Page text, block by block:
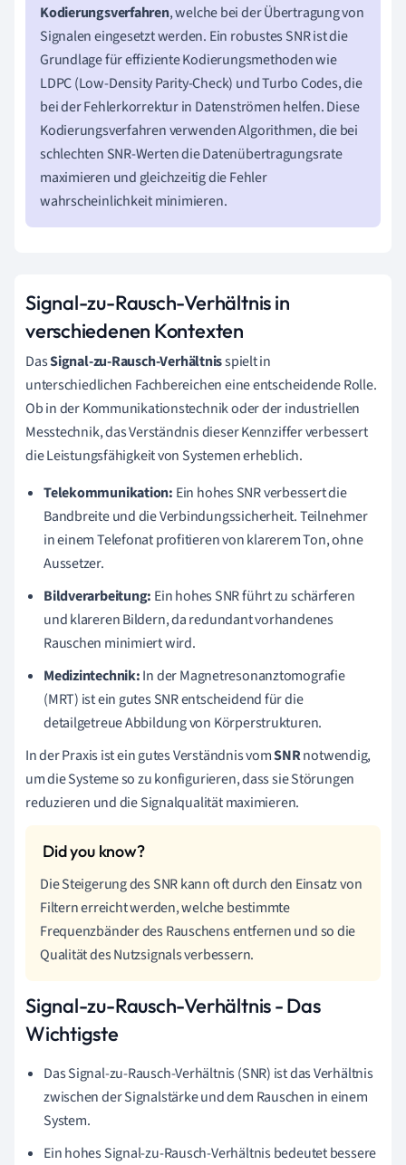
Kodierungsverfahren, welche bei der Übertragung von
Signalen eingesetzt werden. Ein robustes SNR ist die
Grundlage für effiziente Kodierungsmethoden wie
LDPC (Low-Density Parity-Check) und Turbo Codes, die
bei der Fehlerkorrektur in Datenströmen helfen. Diese
Kodierungsverfahren verwenden Algorithmen, die bei
schlechten SNR-Werten die Datenübertragungsrate
maximieren und gleichzeitig die Fehler
wahrscheinlichkeit minimieren.
Signal-zu-Rausch-Verhältnis in
verschiedenen Kontexten
DasSignal-zu-Rausch-Verhältnisspielt in
unterschiedlichen Fachbereichen eine entscheidende Rolle.
Ob in der Kommunikationstechnik oder der industriellen
Messtechnik, das Verständnis dieser Kennziffer verbessert
die Leistungsfähigkeit von Systemen erheblich.
Telekommunikation: Ein hohes SNR verbessert die
Bandbreite und die Verbindungssicherheit. Teilnehmer
in einem Telefonat profitieren von klarerem Ton, ohne
Aussetzer.
Bildverarbeitung: Ein hohes SNR führt zu schärferen
und klareren Bildern, da redundant vorhandenes
Rauschen minimiert wird.
Medizintechnik:In der Magnetresonanztomografie
(MRT) ist ein gutes SNR entscheidend für die
detailgetreue Abbildung von Körperstrukturen.
In der Praxis ist ein gutes Verständnis vomSNRnotwendig,
um die Systeme so zu konfigurieren, dass sie Störungen
reduzieren und die Signalqualität maximieren.
Die Steigerung des SNR kann oft durch den Einsatz von
Filtern erreicht werden, welche bestimmte
Frequenzbänder des Rauschens entfernen und so die
Qualität des Nutzsignals verbessern.
Signal-zu-Rausch-Verhältnis - Das
Wichtigste
Das Signal-zu-Rausch-Verhältnis (SNR) ist das Verhältnis
zwischen der Signalstärke und dem Rauschen in einem
System.
Ein hohes Signal-zu-Rausch-Verhältnis bedeutet bessere